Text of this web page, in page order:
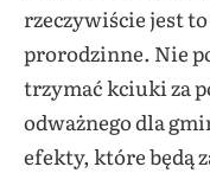
rzeczywiście jest
prorodzinne. Nie
trzymać kciuki za
odważnego dla
efekty, które będą